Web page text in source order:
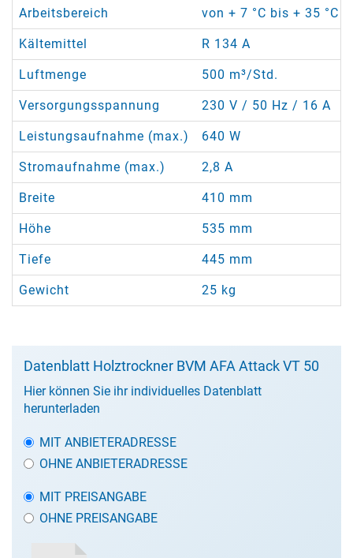
Arbeitsbereich von + 7 °C bis + 35 °C
Kältemittel R 134 A
Luftmenge 500 m³/Std.
Versorgungsspannung 230 V / 50 Hz / 16 A
Leistungsaufnahme (max.) 640 W
Stromaufnahme (max.) 2,8 A
Breite 410 mm
Höhe 535 mm
Tiefe 445 mm
Gewicht 25 kg
Datenblatt Holztrockner BVM AFA Attack VT 50
Hier können Sie ihr individuelles Datenblatt
herunterladen
MIT ANBIETERADRESSE
OHNE ANBIETERADRESSE
MIT PREISANGABE
OHNE PREISANGABE